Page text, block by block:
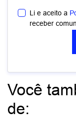
Li e aceito a
receber
Você
de: